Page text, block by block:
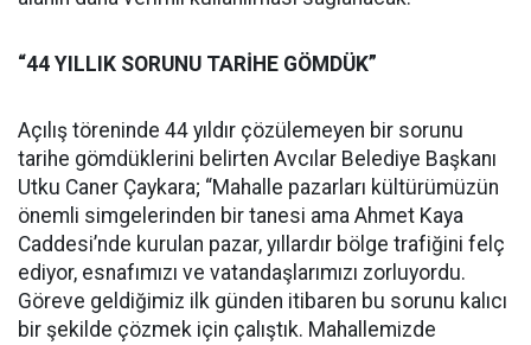
“44 YILLIK SORUNU TARİHE GÖMDÜK”
Açılış töreninde 44 yıldır çözülemeyen bir sorunu
tarihe gömdüklerini belirten Avcılar Belediye Başkanı
Utku Caner Çaykara; “Mahalle pazarları kültürümüzün
önemli simgelerinden bir tanesi ama Ahmet Kaya
Caddesi’nde kurulan pazar, yıllardır bölge trafiğini felç
ediyor, esnafımızı ve vatandaşlarımızı zorluyordu.
Göreve geldiğimiz ilk günden itibaren bu sorunu kalıcı
bir şekilde çözmek için çalıştık. Mahallemizde